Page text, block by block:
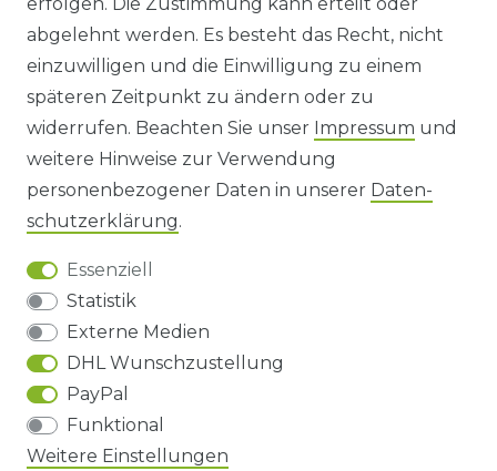
HINWEISE ZUR BATTERIEENTSORGUNG
IMPRESSUM
AGB UND KUNDENINFORMATIONEN
DATENSCHUTZERKLÄRUNG
BARRIEREFREIHEIT
Impressum Daten­schutz­erklärung
Barrierefreiheitserklärung
abgelehnt werden. Es besteht das Recht, nicht
einzuwilligen und die Einwilligung zu einem
späteren Zeitpunkt zu ändern oder zu
widerrufen. Beachten Sie unser Impressum und
weitere Hinweise zur Verwendung
personenbezogener Daten in unserer Daten­
schutz­erklärung.
Essenziell
Statistik
Externe Medien
DHL Wunschzustellung
PayPal
Funktional
Weitere Einstellungen